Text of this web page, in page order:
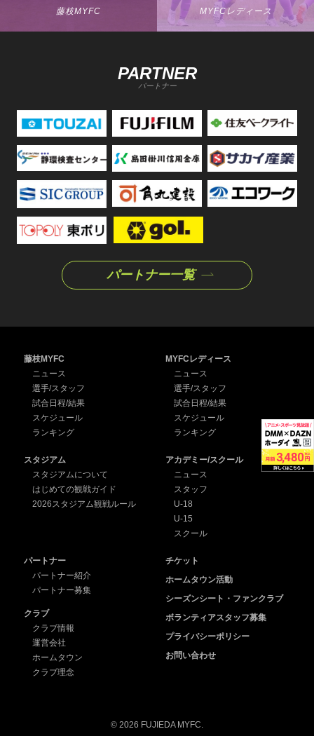
藤枝MYFC MYFCレディース
PARTNER
パートナー
パートナー一覧
藤枝MYFC
ニュース
選手/スタッフ
試合日程/結果
スケジュール
ランキング
MYFCレディース
ニュース
選手/スタッフ
試合日程/結果
スケジュール
ランキング
スタジアム
スタジアムについて
はじめての観戦ガイド
2026スタジアム観戦ルール
アカデミー/スクール
ニュース
スタッフ
U-18
U-15
スクール
パートナー
パートナー紹介
パートナー募集
クラブ
クラブ情報
運営会社
ホームタウン
クラブ理念
チケット
ホームタウン活動
シーズンシート・ファンクラブ
ボランティアスタッフ募集
プライバシーポリシー
お問い合わせ
© 2026 FUJIEDA MYFC.